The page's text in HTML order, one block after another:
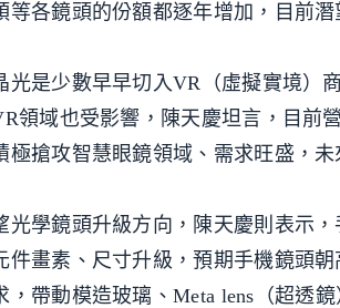
等各鏡頭的份額都逐年增加，目前
光是少數早早切入VR（虛擬實境）
領域也受影響，陳天慶坦言，目前
極搶攻智慧眼鏡領域、需求旺盛，
光學鏡頭升級方向，陳天慶則表示
件畫素、尺寸升級，預期手機鏡頭
，帶動模造玻璃、Meta lens（超透鏡